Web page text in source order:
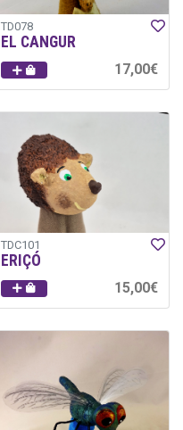
TD078
EL CANGUR
17,00€
TDC101
ERIÇÓ
15,00€